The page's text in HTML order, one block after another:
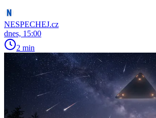
NESPECHEJ.cz
dnes, 15:00
2 min